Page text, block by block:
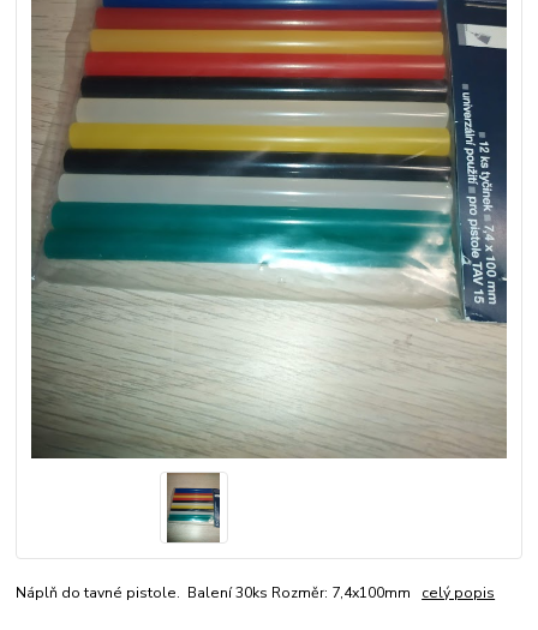
Náplň do tavné pistole. Balení 30ks Rozměr: 7,4x100mm celý popis